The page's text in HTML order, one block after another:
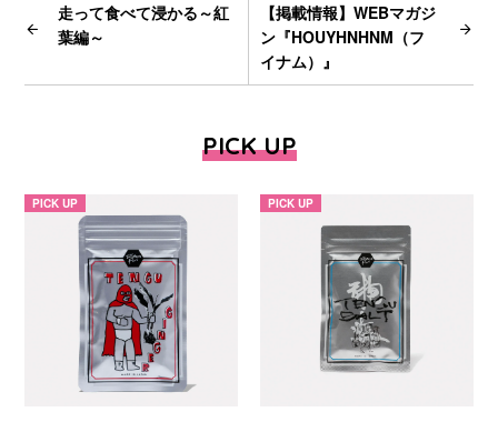
走って食べて浸かる～紅
葉編～
【掲載情報】WEBマガジ
ン『HOUYHNHNM（フ
イナム）』
PICK UP
PICK UP PICK UP